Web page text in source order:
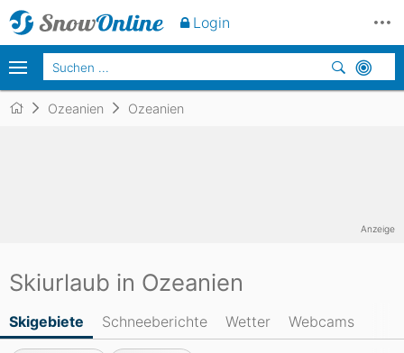
Ozeanien Ozeanien
Skiurlaub in Ozeanien
Skigebiete Schneeberichte Wetter Webcams
Anzeige
Login